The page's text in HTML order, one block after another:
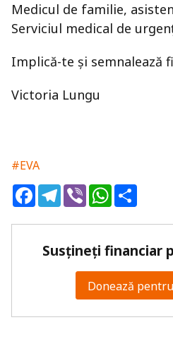
Medicul de familie,
Serviciul medical de
Implică-te și semnalează
Victoria Lungu
#EVA
FacebookTelegram
ViberWhatsApp
Susțineți financiar
Donează